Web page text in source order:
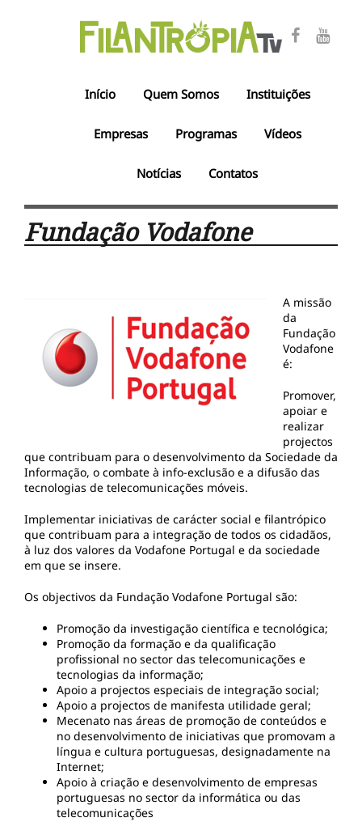
Início Quem Somos Instituições
Empresas Programas Vídeos
Notícias Contatos
Fundação Vodafone
A missão
da
Fundação
Vodafone
é:
Promover,
apoiar e
realizar
projectos
que contribuam para o desenvolvimento da Sociedade da
Informação, o combate à info-exclusão e a difusão das
tecnologias de telecomunicações móveis.
Implementar iniciativas de carácter social e filantrópico
que contribuam para a integração de todos os cidadãos,
à luz dos valores da Vodafone Portugal e da sociedade
em que se insere.
Os objectivos da Fundação Vodafone Portugal são:
Promoção da investigação científica e tecnológica;
Promoção da formação e da qualificação
profissional no sector das telecomunicações e
tecnologias da informação;
Apoio a projectos especiais de integração social;
Apoio a projectos de manifesta utilidade geral;
Mecenato nas áreas de promoção de conteúdos e
no desenvolvimento de iniciativas que promovam a
língua e cultura portuguesas, designadamente na
Internet;
Apoio à criação e desenvolvimento de empresas
portuguesas no sector da informática ou das
telecomunicações